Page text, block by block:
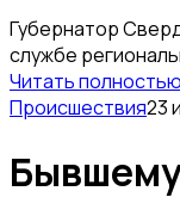
Губернатор
службе
Читать полностью
Происшествия23
Бывшему